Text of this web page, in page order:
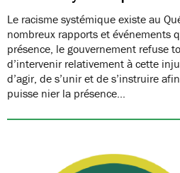
Le racisme systémique existe au
nombreux rapports et événements
présence, le gouvernement refuse
d’intervenir relativement à cette
d’agir, de s’unir et de s’instruire
puisse nier la présence…